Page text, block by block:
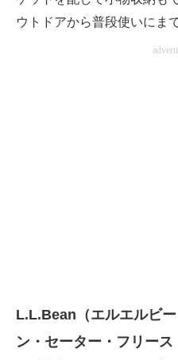
ウトドアから普段使いにま
L.L.Bean（エルエルビ
ン・セーター・フリー